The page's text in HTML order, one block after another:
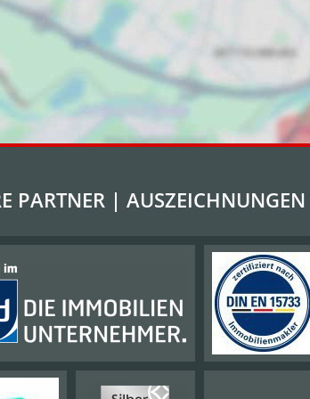
PARTNER | AUSZEICHNUNGEN